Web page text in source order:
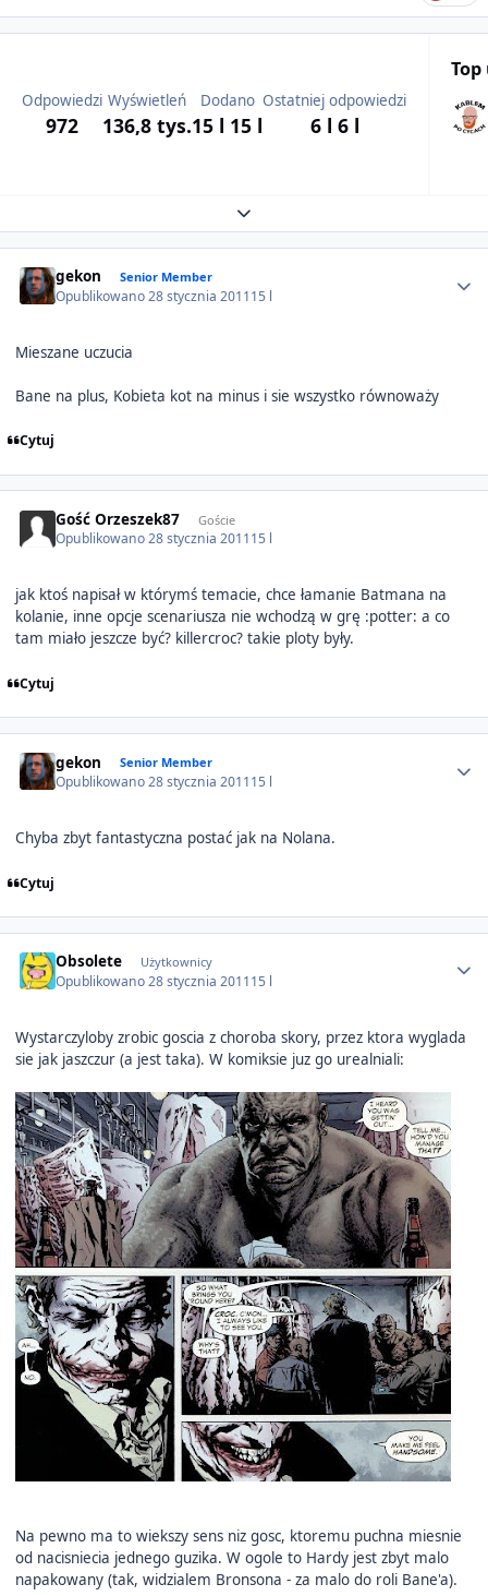
Odpowiedzi
972
Wyświetleń
136,8 tys.
Dodano
15 l 15 l
Ostatniej odpowiedzi
6 l 6 l
Expand topic overview
gekon Senior Member
Opublikowano28 stycznia 201115 l
Mieszane uczucia
Bane na plus, Kobieta kot na minus i sie wszystko równoważy
Cytuj
Gość Orzeszek87 Goście
Opublikowano28 stycznia 201115 l
jak ktoś napisał w którymś temacie, chce łamanie Batmana na
kolanie, inne opcje scenariusza nie wchodzą w grę :potter: a co
tam miało jeszcze być? killercroc? takie ploty były.
Cytuj
gekon Senior Member
Opublikowano28 stycznia 201115 l
Chyba zbyt fantastyczna postać jak na Nolana.
Cytuj
Obsolete Użytkownicy
Opublikowano28 stycznia 201115 l
Wystarczyloby zrobic goscia z choroba skory, przez ktora wyglada
sie jak jaszczur (a jest taka). W komiksie juz go urealniali:
Na pewno ma to wiekszy sens niz gosc, ktoremu puchna miesnie
od nacisniecia jednego guzika. W ogole to Hardy jest zbyt malo
napakowany (tak, widzialem Bronsona - za malo do roli Bane'a).